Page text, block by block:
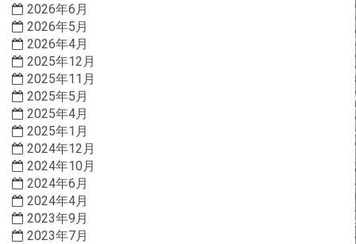
2026年6月
2026年5月
2026年4月
2025年12月
2025年11月
2025年5月
2025年4月
2025年1月
2024年12月
2024年10月
2024年6月
2024年4月
2023年9月
2023年7月